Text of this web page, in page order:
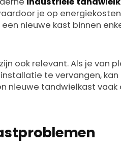
je op
nieuwe kast binnen
ook relevant. Als je van
te vervangen,
nieuwe tandwielkast